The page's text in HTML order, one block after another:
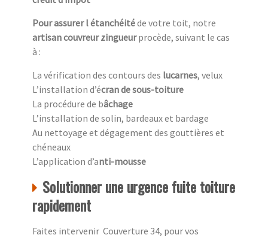
Pour assurer l étanchéitéde votre toit, notre
artisan couvreur zingueurprocède, suivant le cas
à :
La vérification des contours des lucarnes, velux
L’installation d’écran de sous-toiture
La procédure de bâchage
L’installation de solin, bardeaux et bardage
Au nettoyage et dégagement des gouttières et
chéneaux
L’application d’anti-mousse
Solutionner une urgence fuite toiture
rapidement
Faites intervenir Couverture 34, pour vos